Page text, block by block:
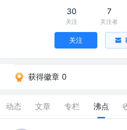
30
关注
7
关注者
关注
获得徽章 0
动态 文章 专栏 沸点